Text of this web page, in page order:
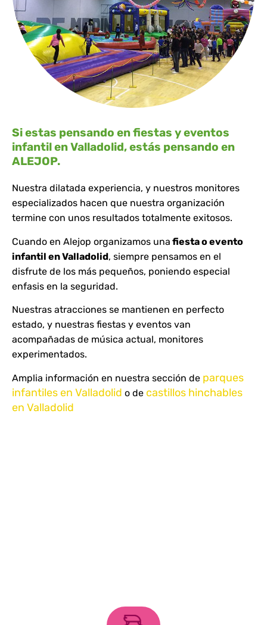
Si estas pensando en fiestas y eventos
infantil en Valladolid, estás pensando en
ALEJOP.
Nuestra dilatada experiencia, y nuestros monitores
especializados hacen que nuestra organización
termine con unos resultados totalmente exitosos.
Cuando en Alejop organizamos una fiesta o evento
infantil en Valladolid, siempre pensamos en el
disfrute de los más pequeños, poniendo especial
enfasis en la seguridad.
Nuestras atracciones se mantienen en perfecto
estado, y nuestras fiestas y eventos van
acompañadas de música actual, monitores
experimentados.
Amplia información en nuestra sección de parques
infantiles en Valladolid o de castillos hinchables
en Valladolid